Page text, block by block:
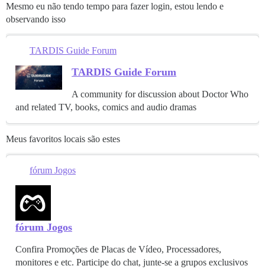
Mesmo eu não tendo tempo para fazer login, estou lendo e
observando isso
TARDIS Guide Forum
TARDIS Guide Forum
A community for discussion about Doctor Who
and related TV, books, comics and audio dramas
Meus favoritos locais são estes
fórum Jogos
fórum Jogos
Confira Promoções de Placas de Vídeo, Processadores,
monitores e etc. Participe do chat, junte-se a grupos exclusivos